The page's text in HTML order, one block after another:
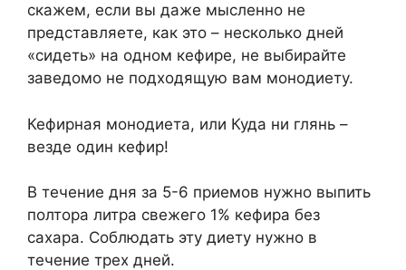
скажем, если вы даже мысленно не
представляете, как это – несколько дней
«сидеть» на одном кефире, не выбирайте
заведомо не подходящую вам монодиету.
Кефирная монодиета, или Куда ни глянь –
везде один кефир!
В течение дня за 5-6 приемов нужно выпить
полтора литра свежего 1% кефира без
сахара. Соблюдать эту диету нужно в
течение трех дней.